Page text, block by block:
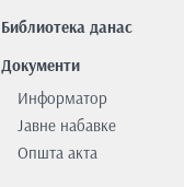
Библиотека данас
Документи
Информатор
Јавне набавке
Општа акта